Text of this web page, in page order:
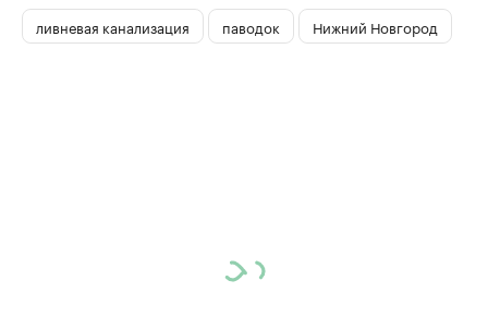
ливневая канализация паводок Нижний Новгород